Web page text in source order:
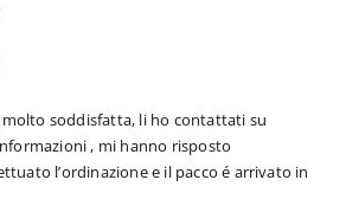
molto soddisfatta, li ho contattati su
, mi hanno risposto
l’ordinazione e il pacco é arrivato in